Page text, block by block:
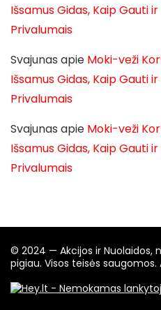
Išsamus Gidas, Kaip Gauti
Privalumais
Svajunas apie Moki-veži
Išsamus Gidas, Kaip Gauti
Privalumais
Svajunas apie Moki-veži
Išsamus Gidas, Kaip Gauti
Privalumais
© 2024 — Akcijos ir Nuolaidos,
pigiau. Visos teisės saugomos.